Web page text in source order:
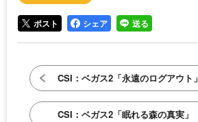
ポスト シェア 送る
CSI：ベガス2「永遠のログアウト」
CSI：ベガス2「眠れる森の真実」